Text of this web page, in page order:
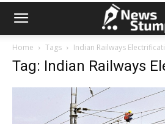
Home Tags Indian Railways
Tag: Indian Railways